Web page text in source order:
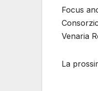
Focus
Venaria
La